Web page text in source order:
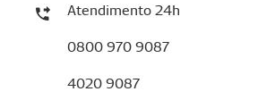
Atendimento 24h
0800 970 9087
4020 9087